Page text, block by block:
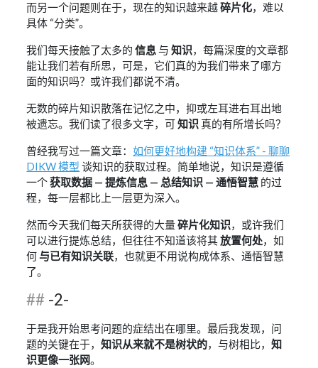
而另一个问题则在于，现在的知识越来越碎片化，难以
具体 “分类”。
我们每天接触了太多的信息 与知识，每篇深度的文章都
能让我们若有所思，可是，它们真的为我们带来了哪方
面的知识吗？或许我们都说不清。
无数的碎片知识散落在记忆之中，抑或左耳进右耳出地
被遗忘。我们读了很多文字，可知识 真的有所增长吗？
曾经我写过一篇文章：如何更好地构建 “知识体系” - 聊聊
DIKW 模型 谈知识的获取过程。简单地说，知识是遵循
一个获取数据 — 提炼信息 — 总结知识 — 通悟智慧 的过
程，每一层都比上一层更为深入。
然而今天我们每天所获得的大量碎片化知识，或许我们
可以进行提炼总结，但往往不知道该将其放置何处，如
何与已有知识关联，也就更不用说构成体系、通悟智慧
了。
-2-
于是我开始思考问题的症结出在哪里。最后我发现，问
题的关键在于，知识从来就不是树状的，与树相比，知
识更像一张网。